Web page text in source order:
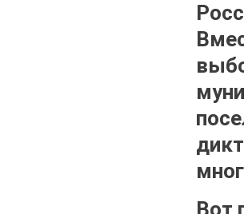
Вот